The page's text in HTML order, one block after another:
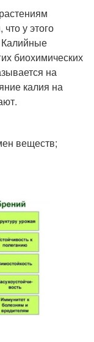
у этого
Калийные
биохимических
на
калия на
веществ;